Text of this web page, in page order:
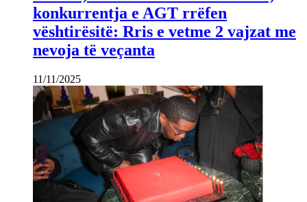
konkurrentja e AGT rrëfen
vështirësitë: Rris e vetme 2 vajzat me
nevoja të veçanta
11/11/2025